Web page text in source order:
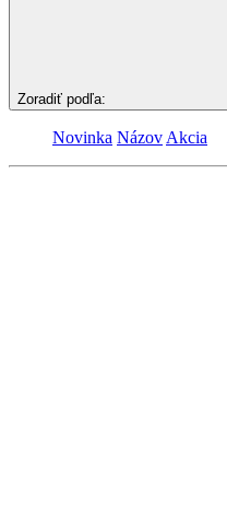
Zoradiť podľa:
Novinka Názov Akcia